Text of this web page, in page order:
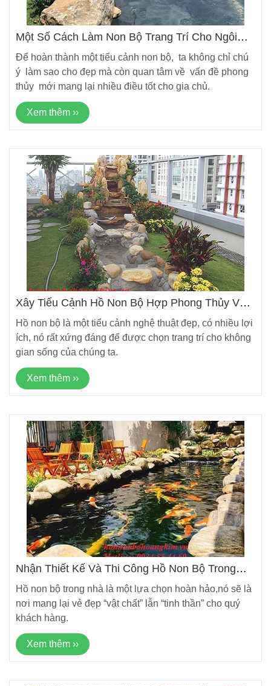
Một Số Cách Làm Non Bộ Trang Trí Cho Ngôi
Để hoàn thành một tiểu cảnh non bộ, ta không chỉ chú
ý làm sao cho đẹp mà còn quan tâm về vấn đề phong
thủy mới mang lại nhiều điều tốt cho gia chủ.
Xem thêm ››
Xây Tiểu Cảnh Hồ Non Bộ Hợp Phong Thủy Và
Hồ non bộ là một tiểu cảnh nghệ thuật đẹp, có nhiều lợi
ích, nó rất xứng đáng để được chọn trang trí cho không
gian sống của chúng ta.
Xem thêm ››
Nhận Thiết Kế Và Thi Công Hồ Non Bộ Trong
Hồ non bộ trong nhà là một lựa chọn hoàn hảo,nó sẽ là
nơi mang lại vẻ đẹp “vật chất” lẫn “tinh thần” cho quý
khách hàng.
Xem thêm ››